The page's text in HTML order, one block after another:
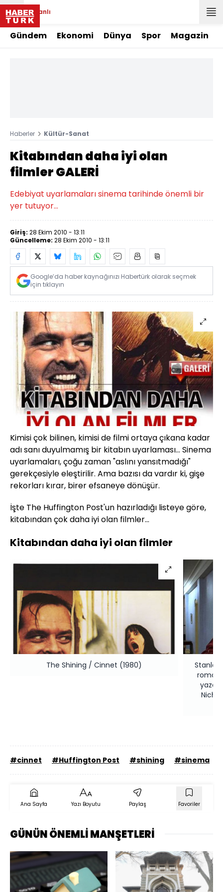
Canlı
Gündem Ekonomi Dünya Spor Magazin
Haberler Kültür-Sanat
Kitabından daha iyi olan
filmler GALERİ
Edebiyat uyarlamaları sinema tarihinde önemli bir
yer tutuyor...
Giriş: 28 Ekim 2010 - 13:11
Güncelleme: 28 Ekim 2010 - 13:11
Google’da haber kaynağınızı Habertürk olarak seçmek
için tıklayın
Kimisi çok bilinen, kimisi de filmi ortaya çıkana kadar
adı sanı duyulmamış bir kitabın uyarlaması... Sinema
uyarlamaları, çoğu zaman "aslını yansıtmadığı"
gerekçesiyle eleştirilir. Ama bazısı da vardır ki, gişe
rekorları kırar, birer efsaneye dönüşür.
İşte The Huffington Post'un hazırladığı listeye göre,
kitabından çok daha iyi olan filmler...
Kitabından daha iyi olan filmler
The Shining / Cinnet (1980)
Stanley
yazar
#cinnet #Huffington Post #shining #sinema
Ana Sayfa Yazı Boyutu Paylaş Favoriler
GÜNÜN ÖNEMLİ MANŞETLERİ